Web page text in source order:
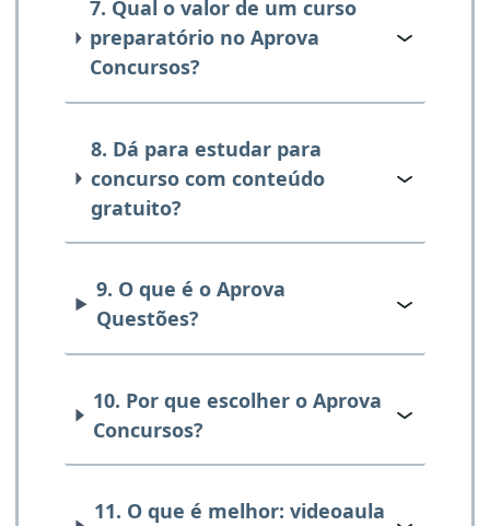
7. Qual o valor de um curso
preparatório no Aprova
Concursos?
8. Dá para estudar para
concurso com conteúdo
gratuito?
9. O que é o Aprova
Questões?
10. Por que escolher o Aprova
Concursos?
11. O que é melhor: videoaula